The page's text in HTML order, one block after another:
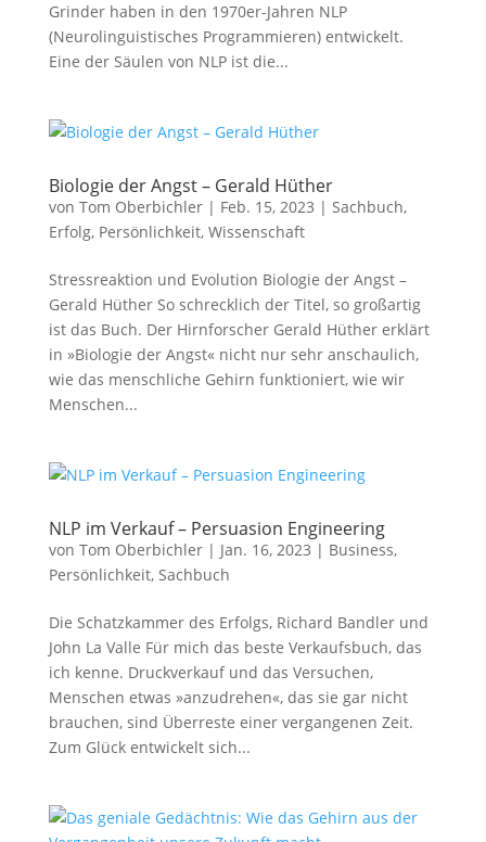
Grinder haben in den 1970er-Jahren NLP
(Neurolinguistisches Programmieren) entwickelt.
Eine der Säulen von NLP ist die...
Biologie der Angst – Gerald Hüther
von Tom Oberbichler| Feb. 15, 2023 | Sachbuch,
Erfolg, Persönlichkeit, Wissenschaft
Stressreaktion und Evolution Biologie der Angst –
Gerald Hüther So schrecklich der Titel, so großartig
ist das Buch. Der Hirnforscher Gerald Hüther erklärt
in »Biologie der Angst« nicht nur sehr anschaulich,
wie das menschliche Gehirn funktioniert, wie wir
Menschen...
NLP im Verkauf – Persuasion Engineering
von Tom Oberbichler| Jan. 16, 2023 | Business,
Persönlichkeit, Sachbuch
Die Schatzkammer des Erfolgs, Richard Bandler und
John La Valle Für mich das beste Verkaufsbuch, das
ich kenne. Druckverkauf und das Versuchen,
Menschen etwas »anzudrehen«, das sie gar nicht
brauchen, sind Überreste einer vergangenen Zeit.
Zum Glück entwickelt sich...